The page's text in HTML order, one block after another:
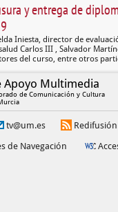
y entrega de
Iniesta, director de
Carlos III , Salvador
del curso, entre otros
Apoyo Multimedia
de Comunicación y Cultura
tv@um.es
Redifusión
de Navegación